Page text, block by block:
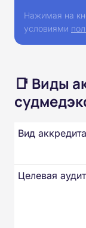
Нажимая на
условиями
📑 Виды
Вид
Целевая